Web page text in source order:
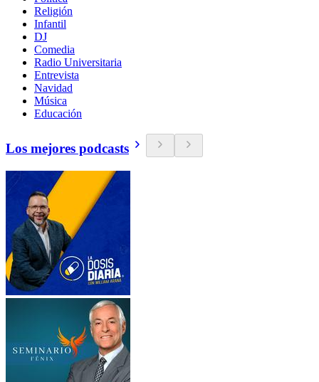
Religión
Infantil
DJ
Comedia
Radio Universitaria
Entrevista
Navidad
Música
Educación
Los mejores podcasts